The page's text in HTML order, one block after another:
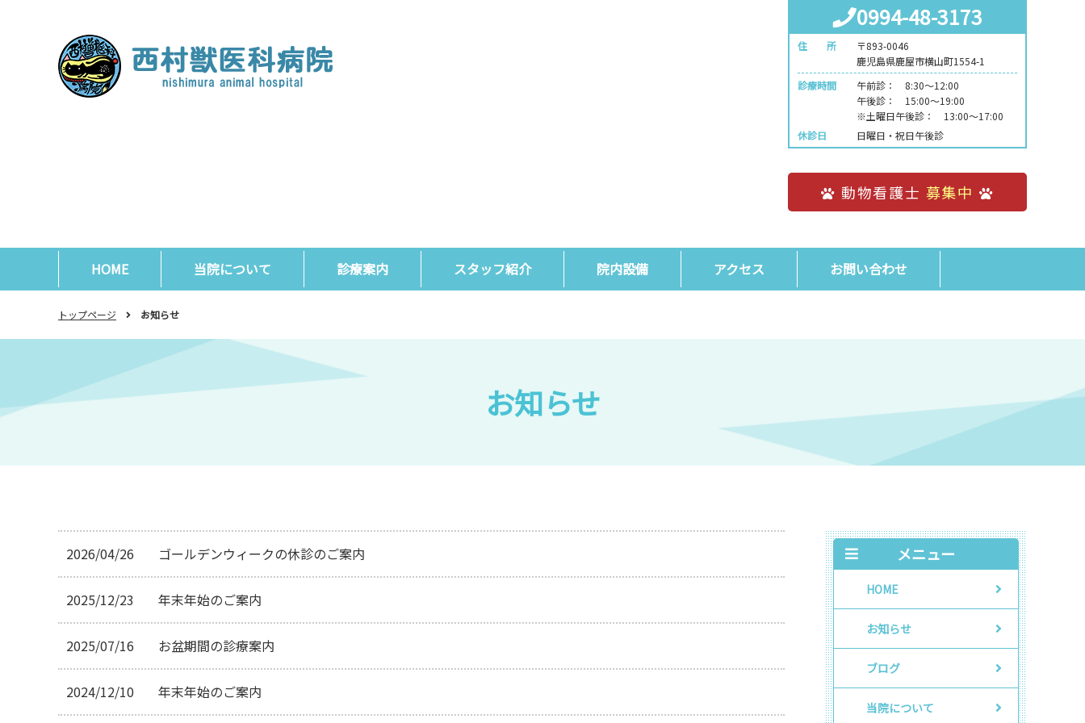
0994-48-3173
住 所
〒893-0046
鹿児島県鹿屋市横山町1554-1
診療時間
午前診： 8:30～12:00
午後診： 15:00～19:00
※土曜日午後診： 13:00～17:00
休診日
日曜日・祝日午後診
動物看護士 募集中
HOME 当院について 診療案内 スタッフ紹介 院内設備 アクセス お問い合わせ
トップページ お知らせ
お知らせ
2026/04/26 ゴールデンウィークの休診のご案内
2025/12/23 年末年始のご案内
2025/07/16 お盆期間の診療案内
2024/12/10 年末年始のご案内
メニュー
HOME
お知らせ
ブログ
当院について